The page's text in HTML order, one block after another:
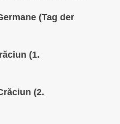
(Tag der
(1.
(2.